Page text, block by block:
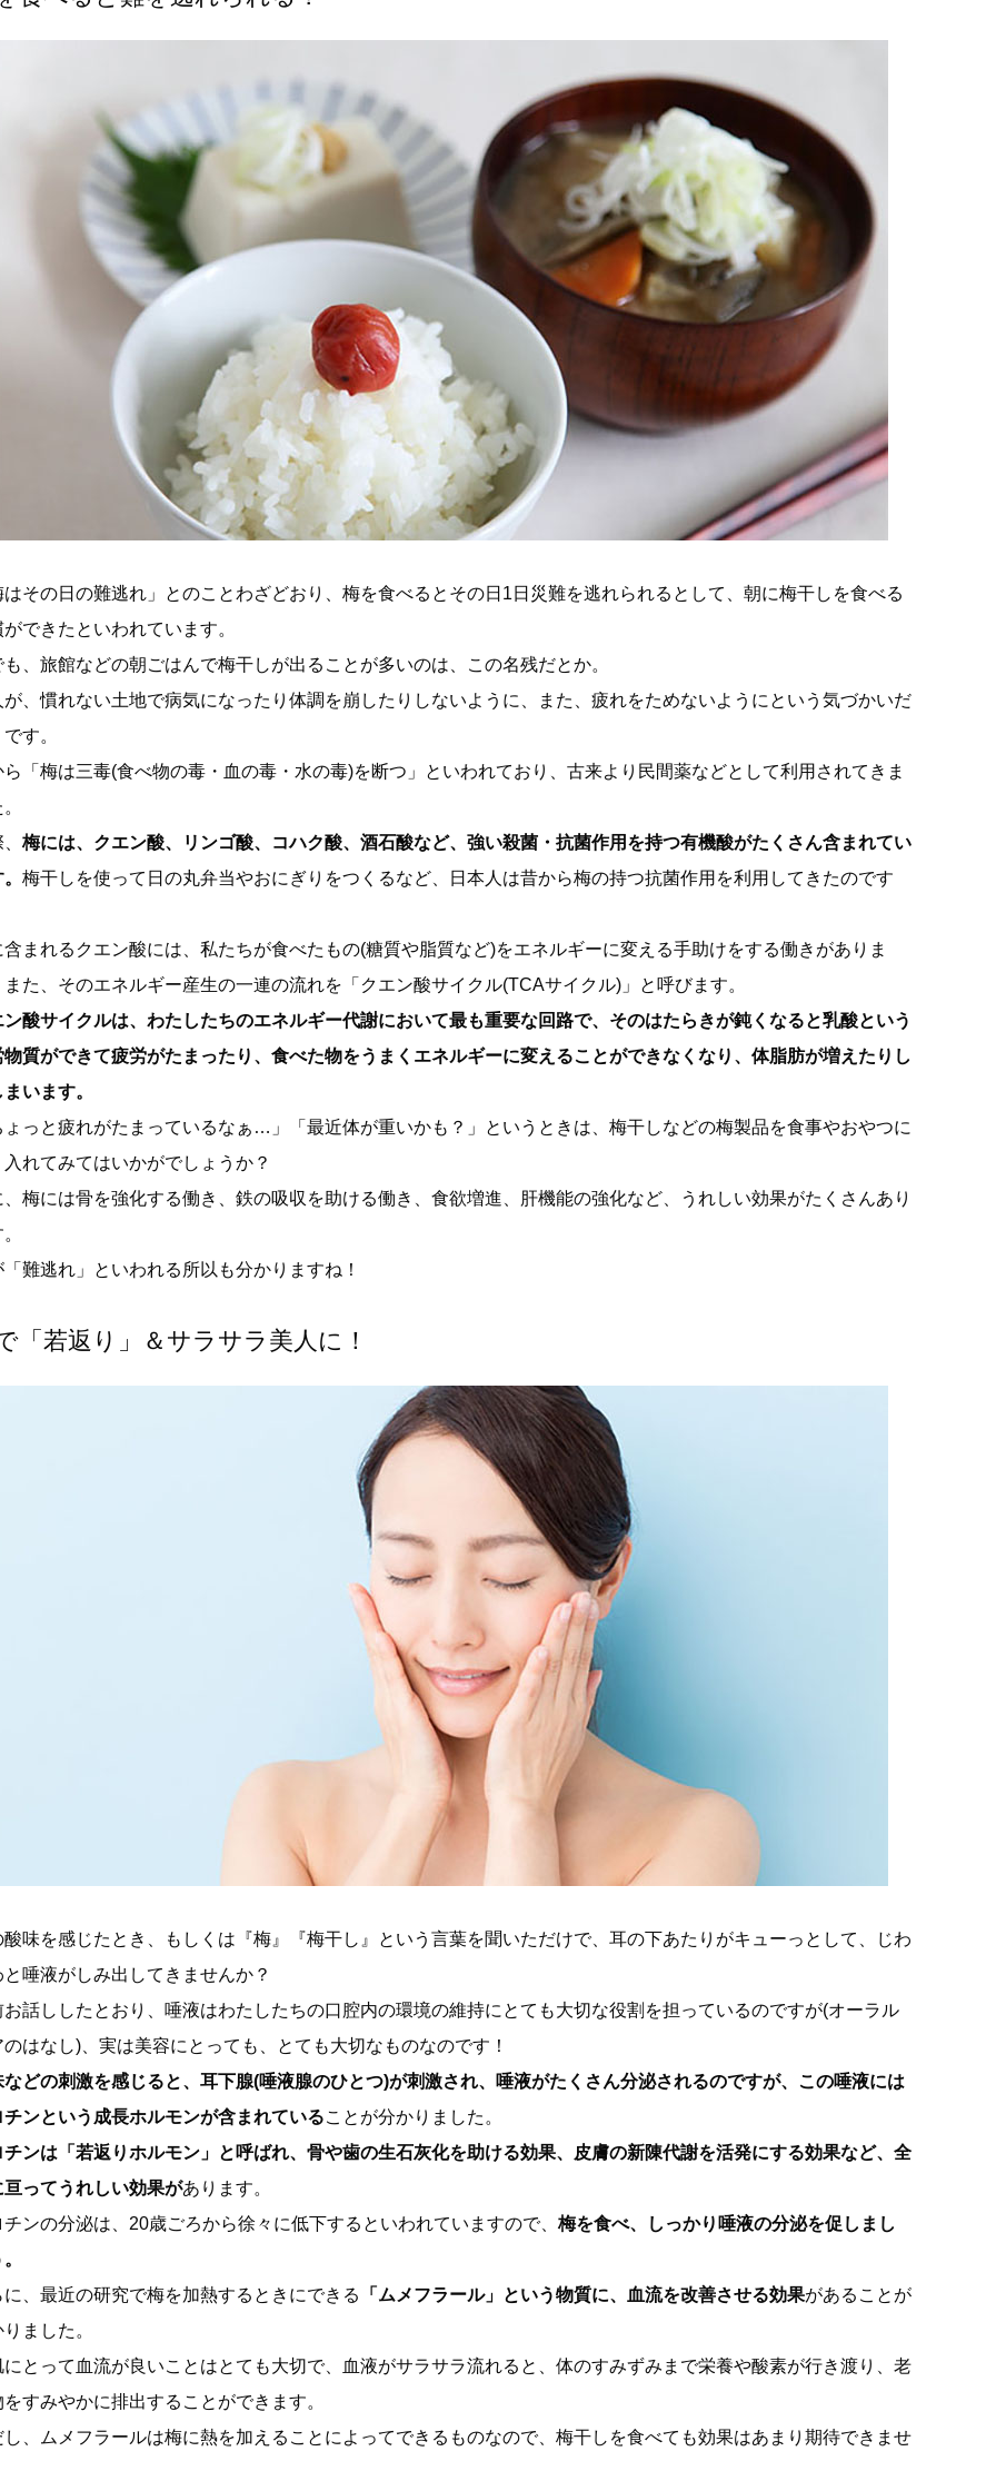
はその日の難逃れ」とのことわざどおり、梅を食べるとその日1日災難を逃れられるとして、朝に梅干しを食べる
できたといわれています。
も、旅館などの朝ごはんで梅干しが出ることが多いのは、この名残だとか。
が、慣れない土地で病気になったり体調を崩したりしないように、また、疲れをためないようにという気づかいだ
す。
ら「梅は三毒(食べ物の毒・血の毒・水の毒)を断つ」といわれており、古来より民間薬などとして利用されてきま
梅には、クエン酸、リンゴ酸、コハク酸、酒石酸など、強い殺菌・抗菌作用を持つ有機酸がたくさん含まれてい
梅干しを使って日の丸弁当やおにぎりをつくるなど、日本人は昔から梅の持つ抗菌作用を利用してきたのです
含まれるクエン酸には、私たちが食べたもの(糖質や脂質など)をエネルギーに変える手助けをする働きがありま
また、そのエネルギー産生の一連の流れを「クエン酸サイクル(TCAサイクル)」と呼びます。
ン酸サイクルは、わたしたちのエネルギー代謝において最も重要な回路で、そのはたらきが鈍くなると乳酸という
物質ができて疲労がたまったり、食べた物をうまくエネルギーに変えることができなくなり、体脂肪が増えたりし
います。
ょっと疲れがたまっているなぁ…」「最近体が重いかも？」というときは、梅干しなどの梅製品を食事やおやつに
入れてみてはいかがでしょうか？
、梅には骨を強化する働き、鉄の吸収を助ける働き、食欲増進、肝機能の強化など、うれしい効果がたくさんあり
難逃れ」といわれる所以も分かりますね！
「若返り」＆サラサラ美人に！
酸味を感じたとき、もしくは『梅』『梅干し』という言葉を聞いただけで、耳の下あたりがキューっとして、じわ
と唾液がしみ出してきませんか？
お話ししたとおり、唾液はわたしたちの口腔内の環境の維持にとても大切な役割を担っているのですが(オーラル
のはなし)、実は美容にとっても、とても大切なものなのです！
などの刺激を感じると、耳下腺(唾液腺のひとつ)が刺激され、唾液がたくさん分泌されるのですが、この唾液には
チンという成長ホルモンが含まれていることが分かりました。
チンは「若返りホルモン」と呼ばれ、骨や歯の生石灰化を助ける効果、皮膚の新陳代謝を活発にする効果など、全
亘ってうれしい効果があります。
ンの分泌は、20歳ごろから徐々に低下するといわれていますので、 梅を食べ、しっかり唾液の分泌を促しまし
に、最近の研究で梅を加熱するときにできる 「ムメフラール」という物質に、血流を改善させる効果があることが
ました。
にとって血流が良いことはとても大切で、血液がサラサラ流れると、体のすみずみまで栄養や酸素が行き渡り、老
すみやかに排出することができます。
し、ムメフラールは梅に熱を加えることによってできるものなので、梅干しを食べても効果はあまり期待できませ